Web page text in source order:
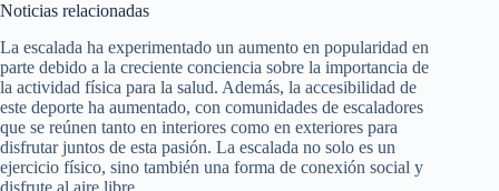
Noticias relacionadas
La escalada ha experimentado un aumento en popularidad en
parte debido a la creciente conciencia sobre la importancia de
la actividad física para la salud. Además, la accesibilidad de
este deporte ha aumentado, con comunidades de escaladores
que se reúnen tanto en interiores como en exteriores para
disfrutar juntos de esta pasión. La escalada no solo es un
ejercicio físico, sino también una forma de conexión social y
disfrute al aire libre.